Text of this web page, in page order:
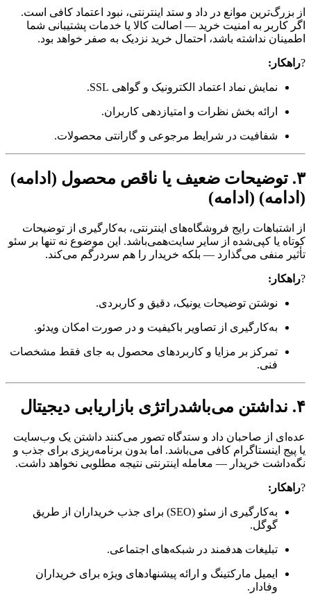
از بزرگ‌ترین موانع در داد و ستد اینترنتی، نبود اعتماد کافی است.
اگر کاربر به امنیت خرید — اصالت کالا یا خدمات پشتیبانی شما
اطمینان نداشته باشد، احتمال خرید نزدیک به صفر خواهد بود.
?راهکار:
نمایش نماد اعتماد الکترونیک و گواهی SSL.
ارائه بخش نظرات و امتیازدهی کاربران.
شفافیت در شرایط مرجوعی و گارانتی محصولات.
۳. توضیحات ضعیف یا ناقص محصول (ادامه)
(ادامه) (ادامه)
از اشتباهات رایج فروشگاه‌های اینترنتی، به‌کارگیری از توضیحات
کوتاه یا کپی‌شده از سایر سایت‌همی‌باشد. این موضوع نه تنها بر سئو
تأثیر منفی می‌گذارد — بلکه خریدار را هم سردرگم می‌کند.
?راهکار:
نوشتن توضیحات یونیک، دقیق و کاربردی.
به‌کارگیری از تصاویر باکیفیت و در صورت امکان ویدئو.
تمرکز بر مزایا و کاربردهای محصول به جای فقط مشخصات
فنی.
۴. نداشتن می‌باشدراتژی بازاریابی دیجیتال
عده‌ای از صاحبان داد و ستدگاه تصور می‌کنند داشتن یک وب‌سایت
یا پیج اینستاگرام کافی می‌باشد. اما بدون برنامه‌ریزی برای جذب و
نگه‌داشت خریدار — معامله اینترنتی نتیجه مطلوبی نخواهد داشت.
?راهکار:
به‌کارگیری از سئو (SEO) برای جذب خریداران از طریق
گوگل.
تبلیغات هدفمند در شبکه‌های اجتماعی.
ایمیل مارکتینگ و ارائه پیشنهادهای ویژه برای خریداران
وفادار.